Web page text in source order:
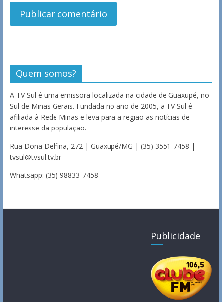
Quem somos?
A TV Sul é uma emissora localizada na cidade de Guaxupé, no
Sul de Minas Gerais. Fundada no ano de 2005, a TV Sul é
afiliada à Rede Minas e leva para a região as notícias de
interesse da população.
Rua Dona Delfina, 272 | Guaxupé/MG | (35) 3551-7458 |
tvsul@tvsul.tv.br
Whatsapp: (35) 98833-7458
Publicidade